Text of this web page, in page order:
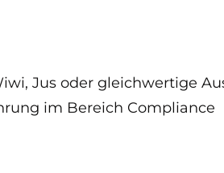
Jus oder gleichwertige
im Bereich Compliance